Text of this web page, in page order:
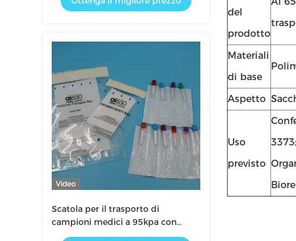
Video
Scatola per il trasporto di
campioni medici a 95kpa con
tamponi assorbenti Kit per
del
prodotto
Materiali
di base
Aspetto
Uso
previsto